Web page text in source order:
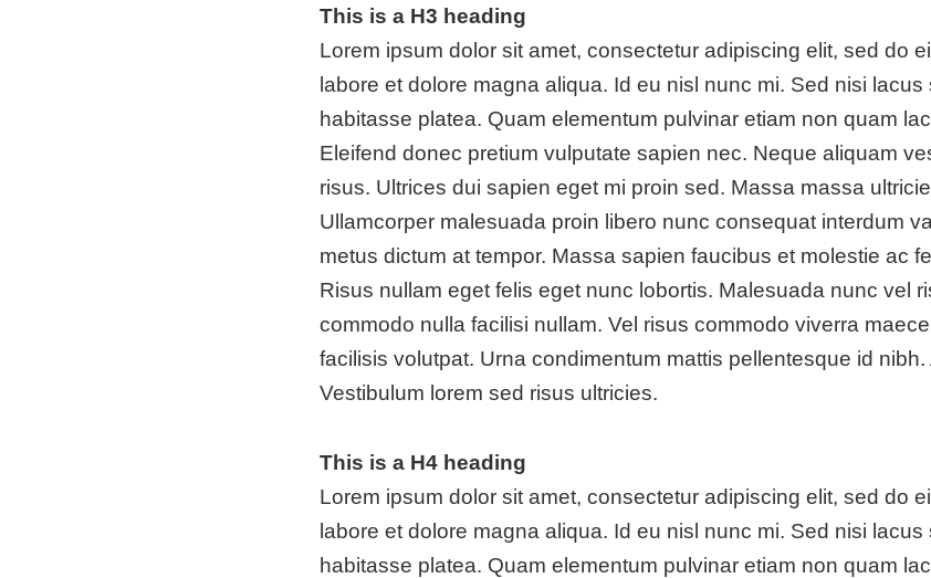
This is a H3 heading
Lorem ipsum dolor sit amet, consectetur adipiscing elit, sed do
labore et dolore magna aliqua. Id eu nisl nunc mi. Sed nisi
habitasse platea. Quam elementum pulvinar etiam non quam
Eleifend donec pretium vulputate sapien nec. Neque aliquam
risus. Ultrices dui sapien eget mi proin sed. Massa massa
Ullamcorper malesuada proin libero nunc consequat interdum
metus dictum at tempor. Massa sapien faucibus et molestie ac
Risus nullam eget felis eget nunc lobortis. Malesuada nunc vel
commodo nulla facilisi nullam. Vel risus commodo viverra
facilisis volutpat. Urna condimentum mattis pellentesque id
Vestibulum lorem sed risus ultricies.
This is a H4 heading
Lorem ipsum dolor sit amet, consectetur adipiscing elit, sed do
labore et dolore magna aliqua. Id eu nisl nunc mi. Sed nisi
habitasse platea. Quam elementum pulvinar etiam non quam